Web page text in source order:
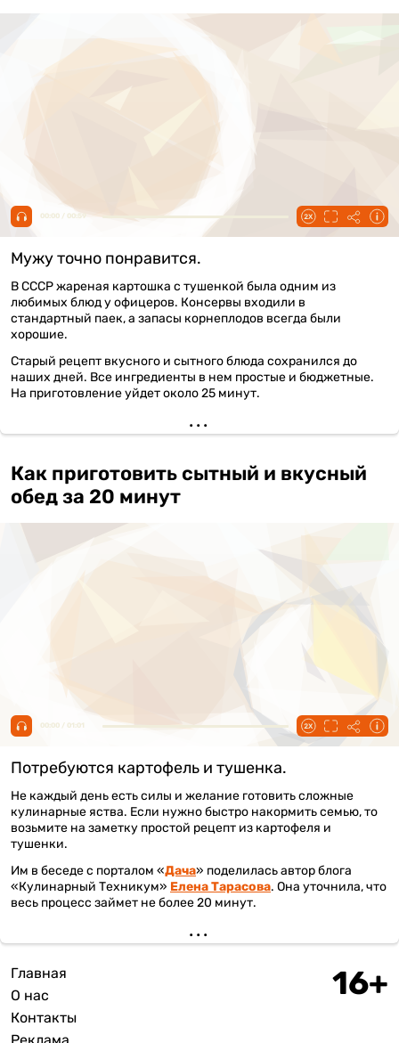
00:00 / 00:59
Мужу точно понравится.
В СССР жареная картошка с тушенкой была одним из
любимых блюд у офицеров. Консервы входили в
стандартный паек, а запасы корнеплодов всегда были
хорошие.
Старый рецепт вкусного и сытного блюда сохранился до
наших дней. Все ингредиенты в нем простые и бюджетные.
На приготовление уйдет около 25 минут.
Как приготовить сытный и вкусный
обед за 20 минут
00:00 / 01:01
Потребуются картофель и тушенка.
Не каждый день есть силы и желание готовить сложные
кулинарные яства. Если нужно быстро накормить семью, то
возьмите на заметку простой рецепт из картофеля и
тушенки.
Им в беседе с порталом «Дача» поделилась автор блога
«Кулинарный Техникум» Елена Тарасова. Она уточнила, что
весь процесс займет не более 20 минут.
Подвал
Главная
О нас
Контакты